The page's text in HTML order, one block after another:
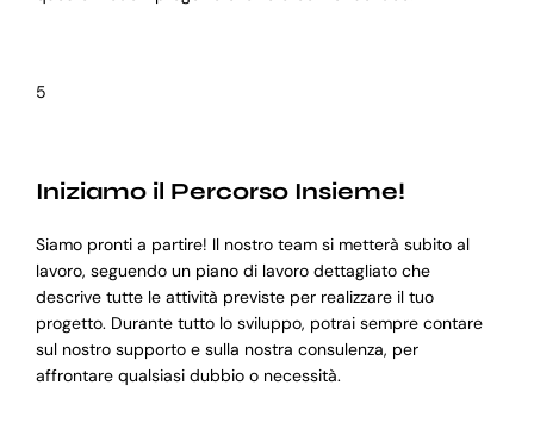
5
Iniziamo il Percorso Insieme!
Siamo pronti a partire! Il nostro team si metterà subito al
lavoro, seguendo un piano di lavoro dettagliato che
descrive tutte le attività previste per realizzare il tuo
progetto. Durante tutto lo sviluppo, potrai sempre contare
sul nostro supporto e sulla nostra consulenza, per
affrontare qualsiasi dubbio o necessità.